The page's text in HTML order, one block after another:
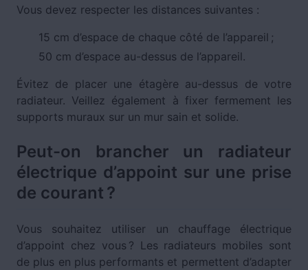
Vous devez respecter les distances suivantes :
15 cm d’espace de chaque côté de l’appareil ;
50 cm d’espace au-dessus de l’appareil.
Évitez de placer une étagère au-dessus de votre
radiateur. Veillez également à fixer fermement les
supports muraux sur un mur sain et solide.
Peut-on brancher un radiateur
électrique d’appoint sur une prise
de courant ?
Vous souhaitez utiliser un chauffage électrique
d’appoint chez vous ? Les radiateurs mobiles sont
de plus en plus performants et permettent d’adapter